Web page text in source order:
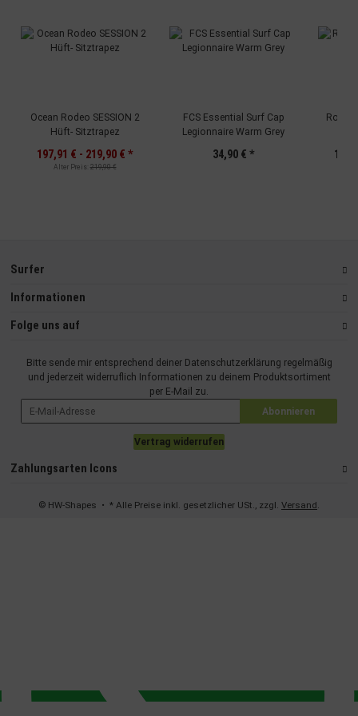
Ocean Rodeo SESSION 2
Hüft- Sitztrapez
197,91 € - 219,90 € *
Alter Preis: 219,90 €
FCS Essential Surf Cap
Legionnaire Warm Grey
34,90 € *
Robie
Surfer
Informationen
Folge uns auf
Bitte sende mir entsprechend deiner Datenschutzerklärung regelmäßig
und jederzeit widerruflich Informationen zu deinem Produktsortiment
per E-Mail zu.
Abonnieren
Vertrag widerrufen
Zahlungsarten Icons
© HW-Shapes • * Alle Preise inkl. gesetzlicher USt., zzgl. Versand.